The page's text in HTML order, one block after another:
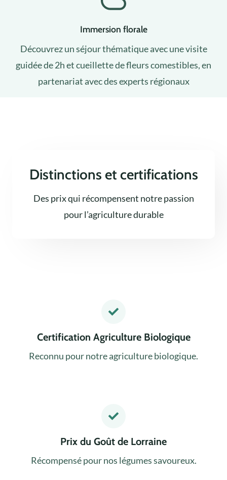
Immersion florale
Découvrez un séjour thématique avec une visite
guidée de 2h et cueillette de fleurs comestibles, en
partenariat avec des experts régionaux
Distinctions et certifications
Des prix qui récompensent notre passion
pour l’agriculture durable
Certification Agriculture Biologique
Reconnu pour notre agriculture biologique.
Prix du Goût de Lorraine
Récompensé pour nos légumes savoureux.